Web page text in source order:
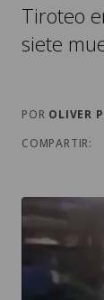
Tiroteo
siete
POR OLIVER
COMPARTIR: